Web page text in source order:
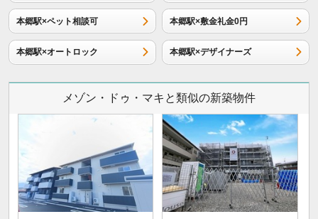
本郷駅×ペット相談可 本郷駅×敷金礼金0円
本郷駅×オートロック 本郷駅×デザイナーズ
メゾン・ドゥ・マキと類似の新築物件